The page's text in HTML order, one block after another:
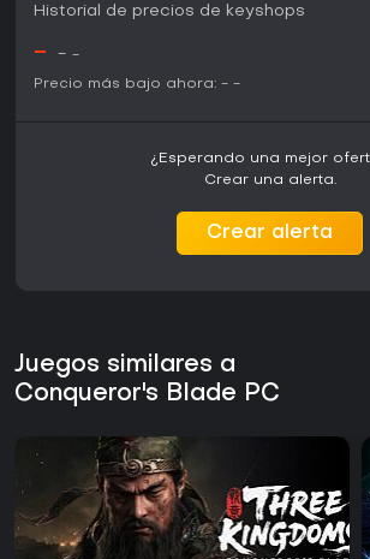
Historial de precios de keyshops
- - -
Precio más bajo ahora: - -
¿Esperando una mejor
Crear una alerta.
Crear alerta
Juegos similares a
Conqueror's Blade PC